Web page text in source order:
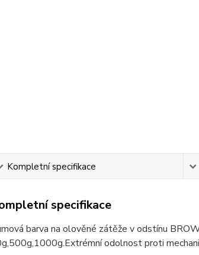
Kompletní specifikace
specifikace
barva na olověné zátěže v odstínu
odolnost proti